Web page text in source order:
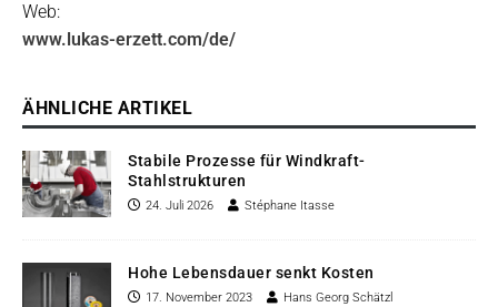
Web:
www.lukas-erzett.com/de/
ÄHNLICHE ARTIKEL
Stabile Prozesse für Windkraft-
Stahlstrukturen
24. Juli 2026 Stéphane Itasse
Hohe Lebensdauer senkt Kosten
17. November 2023 Hans Georg Schätzl